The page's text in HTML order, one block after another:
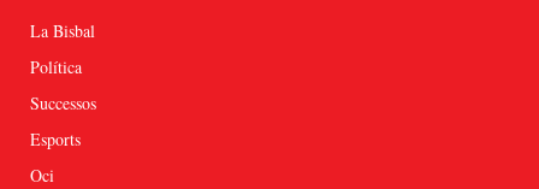
La Bisbal
Política
Successos
Esports
Oci